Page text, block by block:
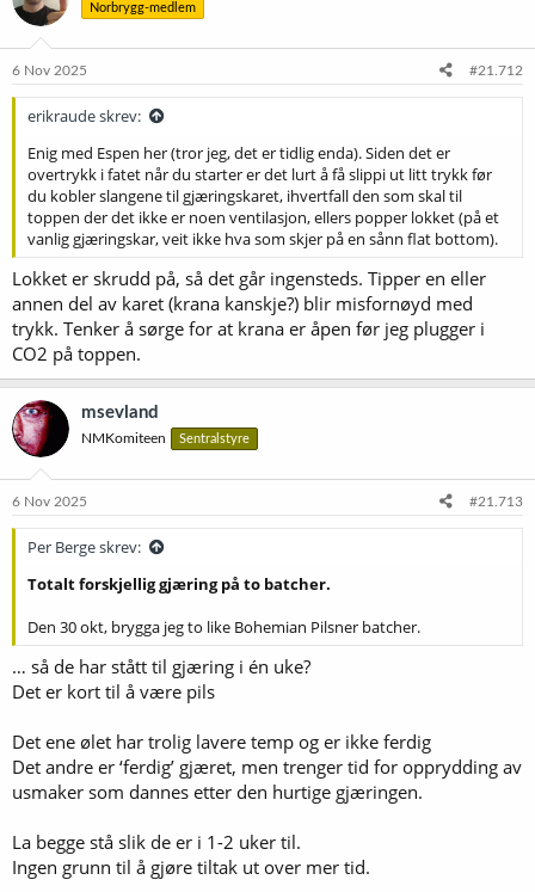
Norbrygg-medlem
6 Nov 2025 #21.712
erikraude skrev:
Enig med Espen her (tror jeg, det er tidlig enda). Siden det er
overtrykk i fatet når du starter er det lurt å få slippi ut litt trykk før
du kobler slangene til gjæringskaret, ihvertfall den som skal til
toppen der det ikke er noen ventilasjon, ellers popper lokket (på et
vanlig gjæringskar, veit ikke hva som skjer på en sånn flat bottom).
Lokket er skrudd på, så det går ingensteds. Tipper en eller
annen del av karet (krana kanskje?) blir misfornøyd med
trykk. Tenker å sørge for at krana er åpen før jeg plugger i
CO2 på toppen.
msevland
NMKomiteen Sentralstyre
6 Nov 2025 #21.713
Per Berge skrev:
Totalt forskjellig gjæring på to batcher.
Den 30 okt, brygga jeg to like Bohemian Pilsner batcher.
… så de har stått til gjæring i én uke?
Det er kort til å være pils
Det ene ølet har trolig lavere temp og er ikke ferdig
Det andre er ‘ferdig’ gjæret, men trenger tid for opprydding av
usmaker som dannes etter den hurtige gjæringen.
La begge stå slik de er i 1-2 uker til.
Ingen grunn til å gjøre tiltak ut over mer tid.